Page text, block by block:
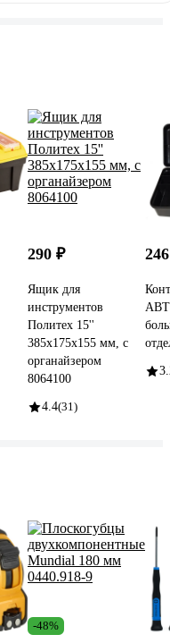
290 ₽
Ящик для
инструментов
Политех 15''
385х175х155 мм, с
органайзером
8064100
4.4(31)
-48%